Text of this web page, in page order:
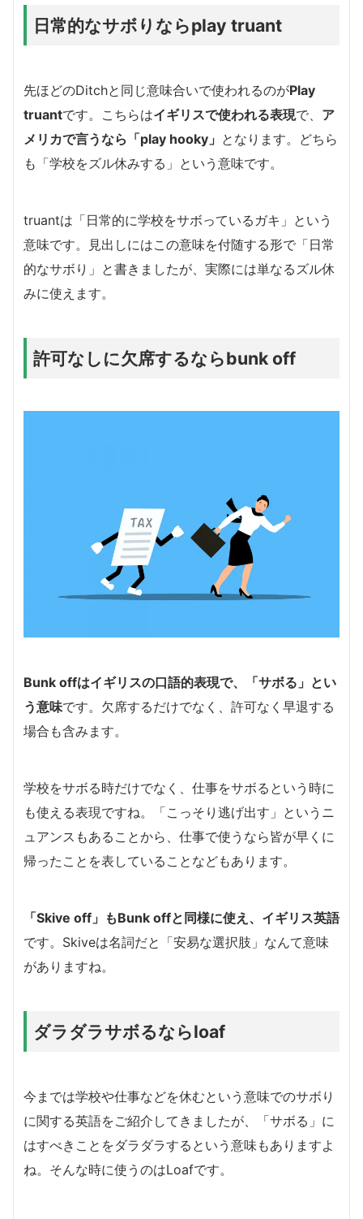
日常的なサボりならplay truant
先ほどのDitchと同じ意味合いで使われるのがPlay
truantです。こちらはイギリスで使われる表現で、 ア
メリカで言うなら「play hooky」 となります。どちら
も「学校をズル休みする」という意味です。
truantは「日常的に学校をサボっているガキ」という
意味です。見出しにはこの意味を付随する形で「日常
的なサボり」と書きましたが、実際には単なるズル休
みに使えます。
許可なしに欠席するならbunk off
Bunk offはイギリスの口語的表現で、「サボる」とい
う意味です。欠席するだけでなく、許可なく早退する
場合も含みます。
学校をサボる時だけでなく、仕事をサボるという時に
も使える表現ですね。「こっそり逃げ出す」というニ
ュアンスもあることから、仕事で使うなら皆が早くに
帰ったことを表していることなどもあります。
「Skive off」もBunk offと同様に使え、イギリス英語
です。Skiveは名詞だと「安易な選択肢」なんて意味
がありますね。
ダラダラサボるならloaf
今までは学校や仕事などを休むという意味でのサボり
に関する英語をご紹介してきましたが、「サボる」に
はすべきことをダラダラするという意味もありますよ
ね。そんな時に使うのはLoafです。